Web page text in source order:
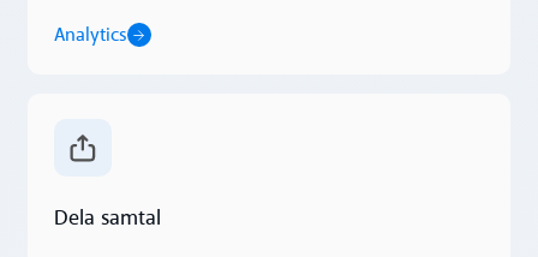
Analytics
Dela samtal
Dela samtal